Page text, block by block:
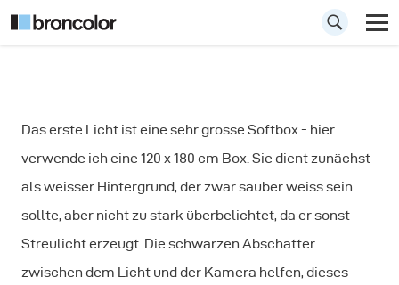
Produktfotografie
Das erste Licht ist eine sehr grosse Softbox - hier
verwende ich eine 120 x 180 cm Box. Sie dient zunächst
als weisser Hintergrund, der zwar sauber weiss sein
sollte, aber nicht zu stark überbelichtet, da er sonst
Streulicht erzeugt. Die schwarzen Abschatter
zwischen dem Licht und der Kamera helfen, dieses